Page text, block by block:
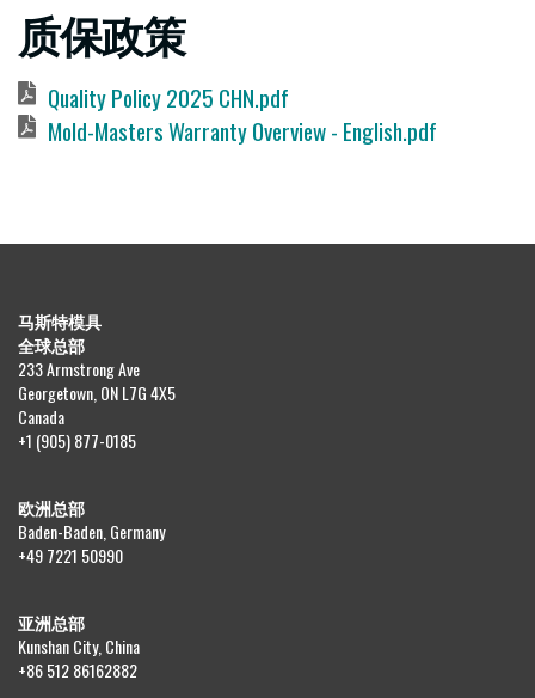
质保政策
文
档
Quality Policy 2025 CHN.pdf
文 Mold-Masters Warranty Overview - English.pdf
马斯特模具
全球总部
233 Armstrong Ave
Georgetown, ON L7G 4X5
Canada
+1 (905) 877-0185
欧洲总部
Baden-Baden, Germany
+49 7221 50990
亚洲总部
Kunshan City, China
+86 512 86162882